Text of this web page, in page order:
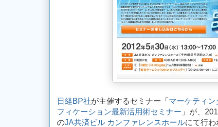
日経BP社が主催するセミナー「 マーケティ
フィケーション最新活用術セミナー 」が、
のJA共済ビル カンファレンスホールにて行